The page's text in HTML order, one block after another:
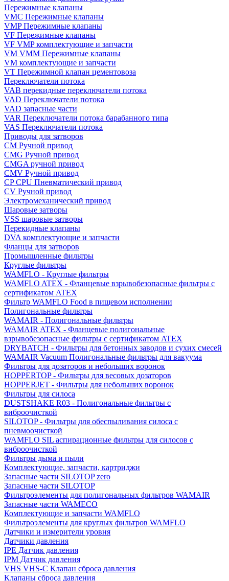
Пережимные клапаны
VMC Пережимные клапаны
VMP Пережимные клапаны
VF Пережимные клапаны
VF VMP комплектующие и запчасти
VM VMM Пережимные клапаны
VM комплектующие и запчасти
VT Пережимной клапан цементовоза
Переключатели потока
VAB перекидные переключатели потока
VAD Переключатели потока
VAD запасные части
VAR Переключатели потока барабанного типа
VAS Переключатели потока
Приводы для затворов
СМ Ручной привод
CMG Ручной привод
CMGA ручной привод
CMV Ручной привод
CP CPU Пневматический привод
CV Ручной привод
Электромеханический привод
Шаровые затворы
VSS шаровые затворы
Перекидные клапаны
DVA комплектующие и запчасти
Фланцы для затворов
Промышленные фильтры
Круглые фильтры
WAMFLO - Круглые фильтры
WAMFLO ATEX - Фланцевые взрывобезопасные фильтры с
сертификатом ATEX
Фильтр WAMFLO Food в пищевом исполнении
Полигональные фильтры
WAMAIR - Полигональные фильтры
WAMAIR ATEX - Фланцевые полигональные
взрывобезопасные фильтры с сертификатом ATEX
DRYBATCH - Фильтры для бетонных заводов и сухих смесей
WAMAIR Vacuum Полигональные фильтры для вакуума
Фильтры для дозаторов и небольших воронок
HOPPERTOP - Фильтры для весовых дозаторов
HOPPERJET - Фильтры для небольших воронок
Фильтры для силоса
DUSTSHAKE R03 - Полигональные фильтры с
виброочисткой
SILOTOP - Фильтры для обеспыливания силоса c
пневмоочисткой
WAMFLO SIL аспирационные фильтры для силосов с
виброочисткой
Фильтры дыма и пыли
Комплектующие, запчасти, картриджи
Запасные части SILOTOP zero
Запасные части SILOTOP
Фильтроэлементы для полигональных фильтров WAMAIR
Запасные части WAMECO
Комплектующие и запчасти WAMFLO
Фильтроэлементы для круглых фильтров WAMFLO
Датчики и измерители уровня
Датчики давления
IPE Датчик давления
IPM Датчик давления
VHS VHS-C Клапан сброса давления
Клапаны сброса давления